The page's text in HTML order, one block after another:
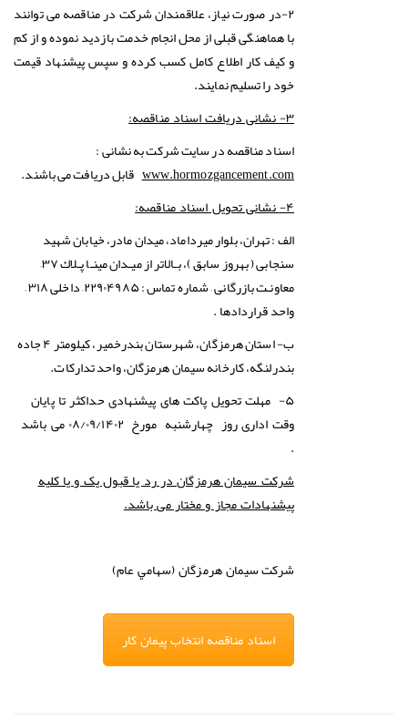
۲-در صورت نیاز، علاقمندان شرکت در مناقصه می توانند
با هماهنگی قبلی از محل انجام خدمت بازدید نموده و از کم
و کیف کار اطلاع کامل کسب کرده و سپس پیشنهاد قیمت
خود را تسلیم نمایند.
۳- نشانی دریافت اسناد مناقصه:
اسناد مناقصه در سایت شرکت به نشانی :
www.hormozgancement.com قابل دریافت می باشند.
۴- نشانی تحویل اسناد مناقصه:
الف : تهران، بلوار میرداماد، میدان مادر، خیابان شهید
سنجابی ( بهروز سابق )، بـالاتر از میـدان مینـا پـلاك ۳۷–
معاونـت بازرگانی – شماره تماس : ۲۲۹۰۴۹۸۵– داخلی ۳۱۸ –
واحد قراردادها .
ب- استان هرمزگان، شهرستان بندرخمير، كيلومتر ۴ جاده
بندرلنگه، كارخانه سيمان هرمزگان، واحد تداركات.
۵- مهلت تحویل پاکت های پیشنهادی حداکثر تا پایان
وقت اداری روز
چهارشنبه مورخ۰۸/۰۹/۱۴۰۲ می باشد
.
شرکت سیمان هرمزگان در رد یا قبول یک و یا کلیه
پیشنهادات مجاز و مختار می باشد.
شركت سيمان هرمزگان (سهامي عام)
اسناد مناقصه انتخاب پیمان کار